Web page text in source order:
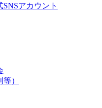
アカウント
）